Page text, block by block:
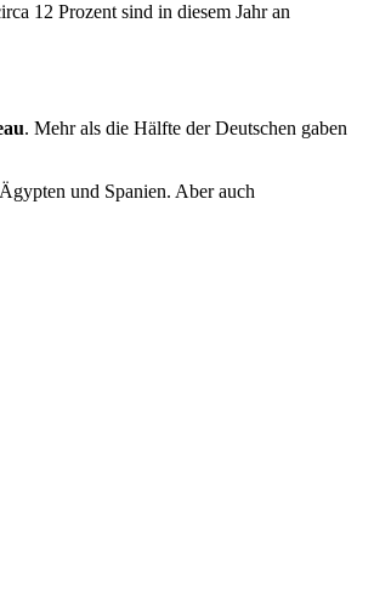
12 Prozent sind in diesem Jahr an
. Mehr als die Hälfte der Deutschen gaben
und Spanien. Aber auch